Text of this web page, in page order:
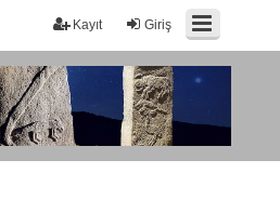
Giriş
Kayıt